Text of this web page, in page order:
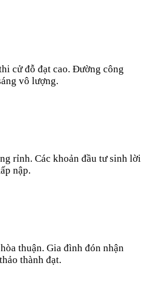
cử đỗ đạt cao. Đường công
vô lượng.
rỉnh. Các khoản đầu tư sinh lời
nập.
thuận. Gia đình đón nhận
thành đạt.